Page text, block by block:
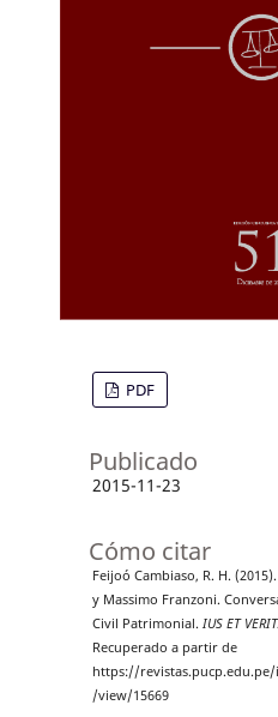
PDF
Publicado
2015-11-23
Cómo citar
Feijoó Cambiaso, R. H.
y Massimo Franzoni.
Civil Patrimonial. IUS ET
Recuperado a partir de
https://
/view/15669